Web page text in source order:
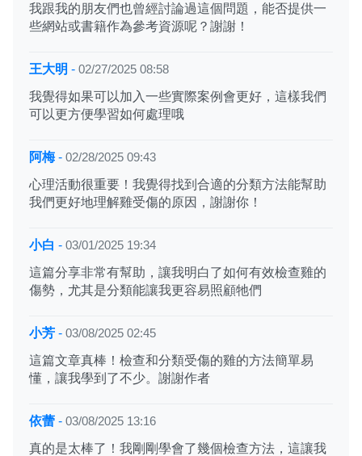
我跟我的朋友們也曾經討論過這個問題，能否提供一
些網站或書籍作為參考資源呢？謝謝！
王大明 - 02/27/2025 08:58
我覺得如果可以加入一些實際案例會更好，這樣我們
可以更方便學習如何處理哦
阿梅- 02/28/2025 09:43
心理活動很重要！我覺得找到合適的分類方法能幫助
我們更好地理解雞受傷的原因，謝謝你！
小白 - 03/01/2025 19:34
這篇分享非常有幫助，讓我明白了如何有效檢查雞的
傷勢，尤其是分類能讓我更容易照顧牠們
小芳 - 03/08/2025 02:45
這篇文章真棒！檢查和分類受傷的雞的方法簡單易
懂，讓我學到了不少。謝謝作者
依蕾 - 03/08/2025 13:16
真的是太棒了！我剛剛學會了幾個檢查方法，這讓我